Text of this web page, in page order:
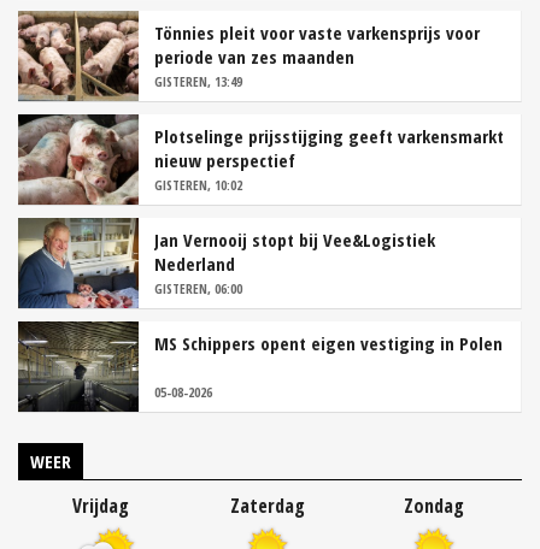
Tönnies pleit voor vaste varkensprijs voor
periode van zes maanden
GISTEREN, 13:49
Plotselinge prijsstijging geeft varkensmarkt
nieuw perspectief
GISTEREN, 10:02
Jan Vernooij stopt bij Vee&Logistiek
Nederland
GISTEREN, 06:00
MS Schippers opent eigen vestiging in Polen
05-08-2026
WEER
Vrijdag Zaterdag Zondag